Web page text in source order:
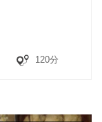
120分